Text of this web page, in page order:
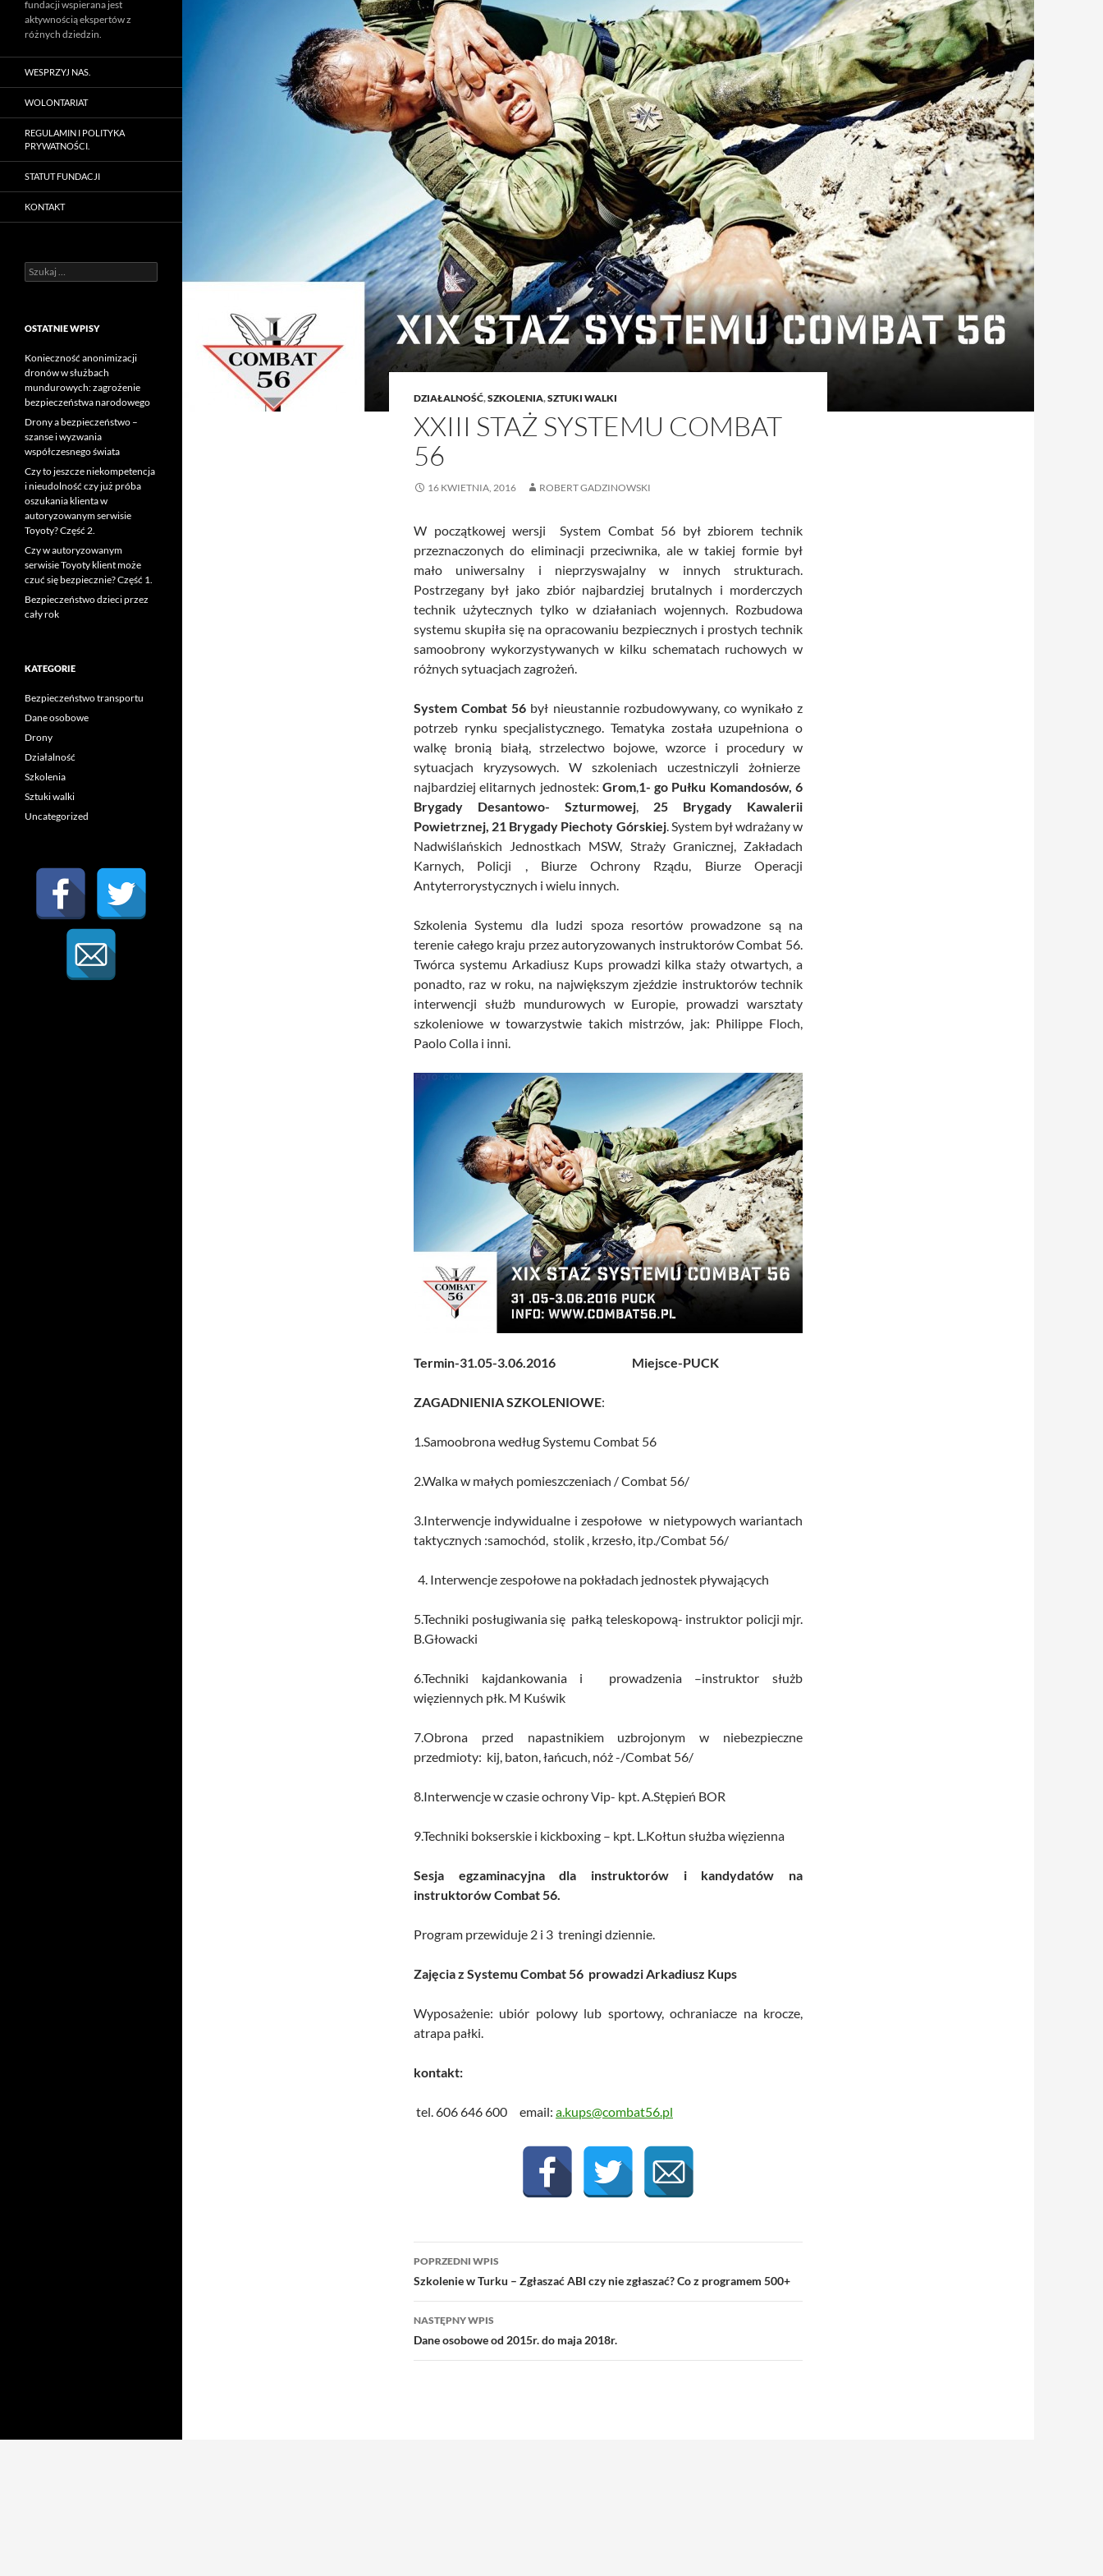
DZIAŁALNOŚĆ,SZKOLENIA,SZTUKI WALKI
XXIII STAŻ SYSTEMU COMBAT
56
16 KWIETNIA, 2016 ROBERT GADZINOWSKI
W początkowej wersji System Combat 56 był zbiorem technik
przeznaczonych do eliminacji przeciwnika, ale w takiej formie był
mało uniwersalny i nieprzyswajalny w innych strukturach.
Postrzegany był jako zbiór najbardziej brutalnych i morderczych
technik użytecznych tylko w działaniach wojennych. Rozbudowa
systemu skupiła się na opracowaniu bezpiecznych i prostych technik
samoobrony wykorzystywanych w kilku schematach ruchowych w
różnych sytuacjach zagrożeń.
System Combat 56 był nieustannie rozbudowywany, co wynikało z
potrzeb rynku specjalistycznego. Tematyka została uzupełniona o
walkę bronią białą, strzelectwo bojowe, wzorce i procedury w
sytuacjach kryzysowych. W szkoleniach uczestniczyli żołnierze
najbardziej elitarnych jednostek: Grom,1- go Pułku Komandosów, 6
Brygady Desantowo- Szturmowej, 25 Brygady Kawalerii
Powietrznej, 21 Brygady Piechoty Górskiej. System był wdrażany w
Nadwiślańskich Jednostkach MSW, Straży Granicznej, Zakładach
Karnych, Policji , Biurze Ochrony Rządu, Biurze Operacji
Antyterrorystycznych i wielu innych.
Szkolenia Systemu dla ludzi spoza resortów prowadzone są na
terenie całego kraju przez autoryzowanych instruktorów Combat 56.
Twórca systemu Arkadiusz Kups prowadzi kilka staży otwartych, a
ponadto, raz w roku, na największym zjeździe instruktorów technik
interwencji służb mundurowych w Europie, prowadzi warsztaty
szkoleniowe w towarzystwie takich mistrzów, jak: Philippe Floch,
Paolo Colla i inni.
Termin-31.05-3.06.2016 Miejsce-PUCK
ZAGADNIENIA SZKOLENIOWE:
1.Samoobrona według Systemu Combat 56
2.Walka w małych pomieszczeniach / Combat 56/
3.Interwencje indywidualne i zespołowe w nietypowych wariantach
taktycznych :samochód, stolik , krzesło, itp./Combat 56/
Interwencje zespołowe na pokładach jednostek pływających
5.Techniki posługiwania się pałką teleskopową- instruktor policji mjr.
B.Głowacki
6.Techniki kajdankowania i prowadzenia –instruktor służb
więziennych płk. M Kuświk
7.Obrona przed napastnikiem uzbrojonym w niebezpieczne
przedmioty: kij, baton, łańcuch, nóż -/Combat 56/
8.Interwencje w czasie ochrony Vip- kpt. A.Stępień BOR
9.Techniki bokserskie i kickboxing – kpt. L.Kołtun służba więzienna
Sesja egzaminacyjna dla instruktorów i kandydatów na
instruktorów Combat 56.
Program przewiduje 2 i 3 treningi dziennie.
Zajęcia z Systemu Combat 56 prowadzi Arkadiusz Kups
Wyposażenie: ubiór polowy lub sportowy, ochraniacze na krocze,
atrapa pałki.
kontakt:
tel. 606 646 600 email: a.kups@combat56.pl
Nawigacja
wpisu
POPRZEDNI WPIS
Szkolenie w Turku – Zgłaszać ABI czy nie zgłaszać? Co z programem 500+
NASTĘPNY WPIS
Dane osobowe od 2015r. do maja 2018r.
fundacji wspierana jest
aktywnością ekspertów z
różnych dziedzin.
WESPRZYJ NAS.
WOLONTARIAT
REGULAMIN I POLITYKA
PRYWATNOŚCI.
STATUT FUNDACJI
KONTAKT
Szukaj:
OSTATNIE WPISY
Konieczność anonimizacji
dronów w służbach
mundurowych: zagrożenie
bezpieczeństwa narodowego
Drony a bezpieczeństwo –
szanse i wyzwania
współczesnego świata
Czy to jeszcze niekompetencja
i nieudolność czy już próba
oszukania klienta w
autoryzowanym serwisie
Toyoty? Część 2.
Czy w autoryzowanym
serwisie Toyoty klient może
czuć się bezpiecznie? Część 1.
Bezpieczeństwo dzieci przez
cały rok
KATEGORIE
Bezpieczeństwo transportu
Dane osobowe
Drony
Działalność
Szkolenia
Sztuki walki
Uncategorized